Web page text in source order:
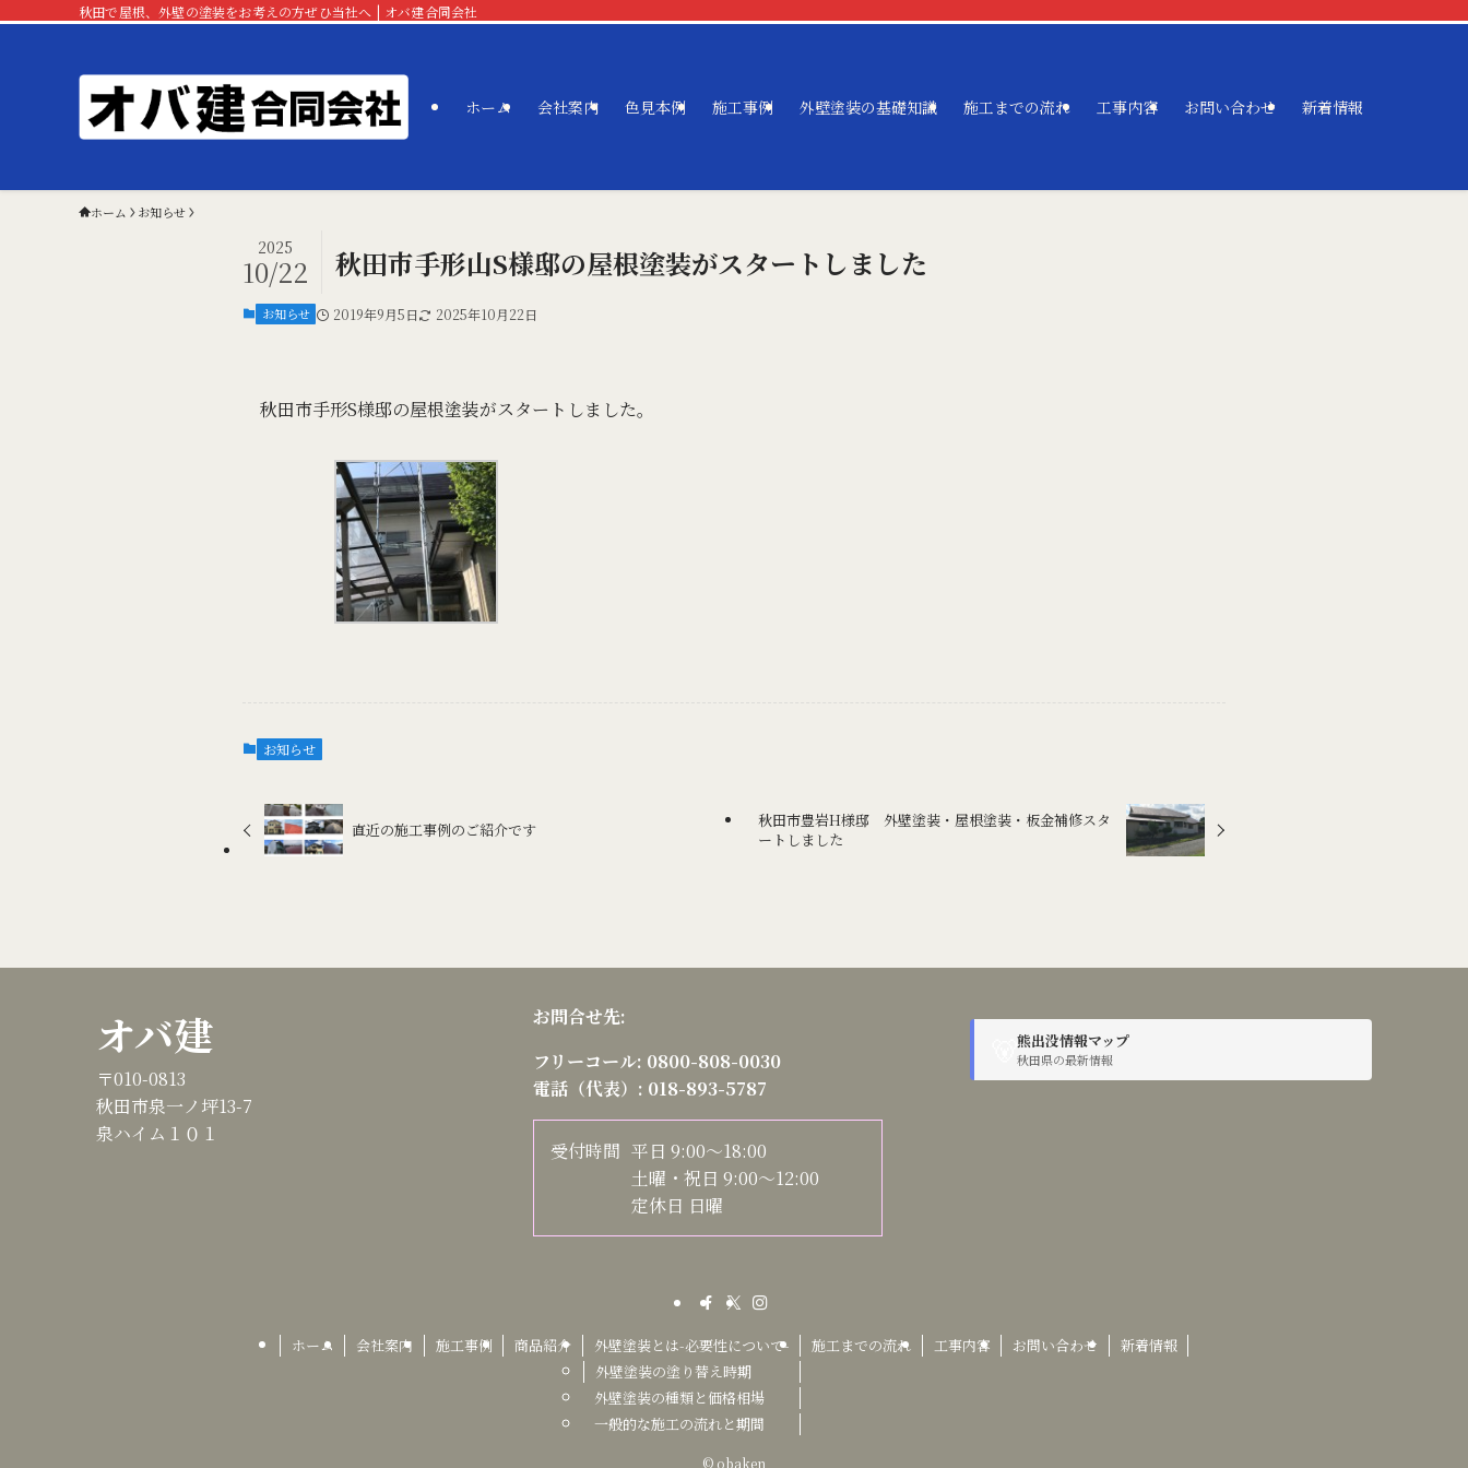
秋田で屋根、外壁の塗装をお考えの方ぜひ当社へ | オバ建合同会社
ホーム 会社案内 色見本例 施工事例 外壁塗装の基礎知識 施工までの流れ 工事内容 お問い合わせ 新着情報
ホーム お知らせ
秋田市手形山S様邸の屋根塗装がスタートしました
2025
10/22
お知らせ 2019年9月5日 2025年10月22日
秋田市手形S様邸の屋根塗装がスタートしました。
お知らせ
直近の施工事例のご紹介です
秋田市豊岩H様邸 外壁塗装・屋根塗装・板金補修スタ
ートしました
オバ建
〒010-0813
秋田市泉一ノ坪13-7
泉ハイム１０１
お問合せ先:
フリーコール: 0800-808-0030
電話（代表）: 018-893-5787
受付時間 平日 9:00～18:00
土曜・祝日 9:00～12:00
定休日 日曜
熊出没情報マップ
秋田県の最新情報
ホーム 会社案内 施工事例 商品紹介
外壁塗装とは-必要性について-
外壁塗装の塗り替え時期
外壁塗装の種類と価格相場
一般的な施工の流れと期間
施工までの流れ 工事内容 お問い合わせ 新着情報
© obaken